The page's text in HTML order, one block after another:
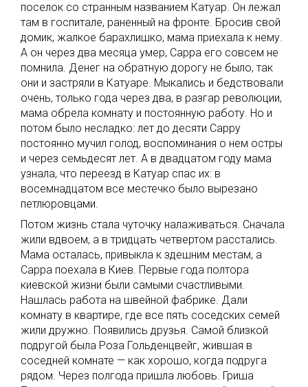
поселок со странным названием Катуар. Он лежал
там в госпитале, раненный на фронте. Бросив свой
домик, жалкое барахлишко, мама приехала к нему.
А он через два месяца умер, Сарра его совсем не
помнила. Денег на обратную дорогу не было, так
они и застряли в Катуаре. Мыкались и бедствовали
очень, только года через два, в разгар революции,
мама обрела комнату и постоянную работу. Но и
потом было несладко: лет до десяти Сарру
постоянно мучил голод, воспоминания о нем остры
и через семьдесят лет. А в двадцатом году мама
узнала, что переезд в Катуар спас их: в
восемнадцатом все местечко было вырезано
петлюровцами.
Потом жизнь стала чуточку налаживаться. Сначала
жили вдвоем, а в тридцать четвертом расстались.
Мама осталась, привыкла к здешним местам, а
Сарра поехала в Киев. Первые года полтора
киевской жизни были самыми счастливыми.
Нашлась работа на швейной фабрике. Дали
комнату в квартире, где все пять соседских семей
жили дружно. Появились друзья. Самой близкой
подругой была Роза Гольденцвейг, жившая в
соседней комнате — как хорошо, когда подруга
рядом. Через полгода пришла любовь. Гриша